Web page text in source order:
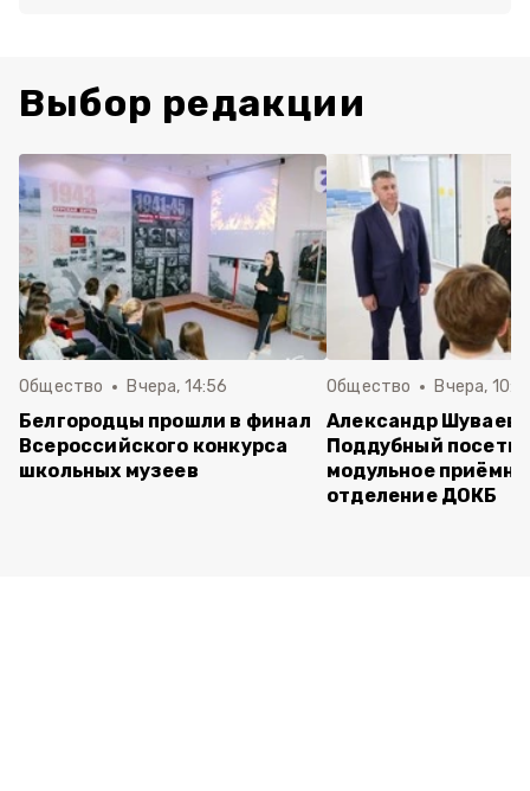
Выбор редакции
Общество Вчера, 14:56
Белгородцы прошли в финал
Всероссийского конкурса
школьных музеев
Общество Вчера,
Александр Шуваев
Поддубный
модульное
отделение ДОКБ